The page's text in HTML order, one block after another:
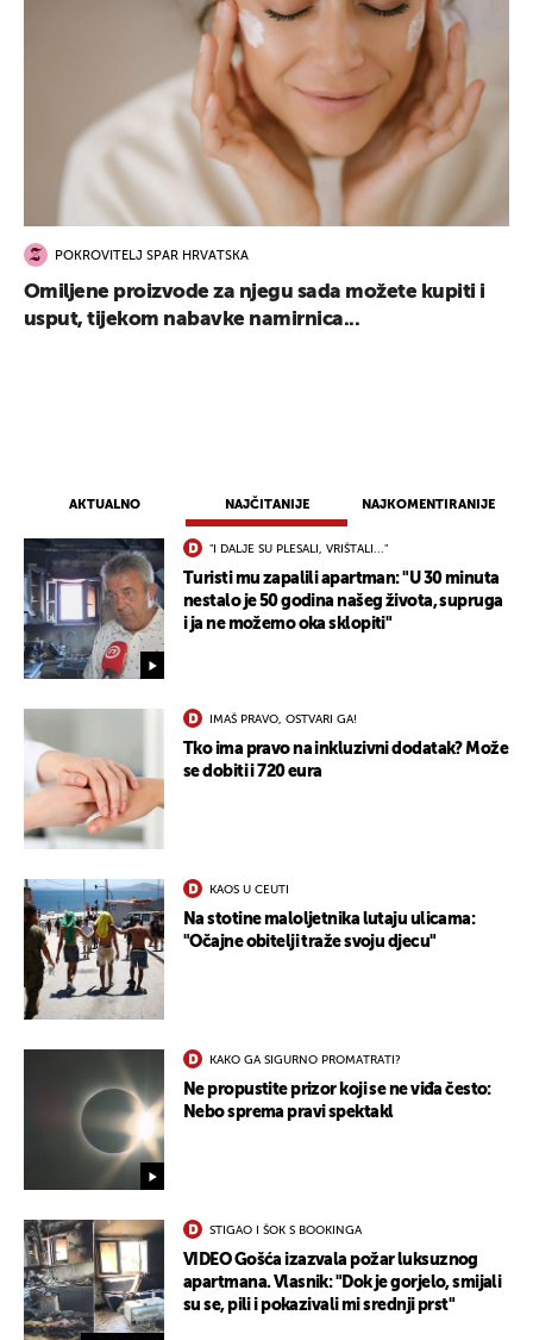
AKTUALNO NAJČITANIJE NAJKOMENTIRANIJE
"I DALJE SU PLESALI, VRIŠTALI..."
Turisti mu zapalili apartman: "U 30 minuta
nestalo je 50 godina našeg života, supruga
i ja ne možemo oka sklopiti"
IMAŠ PRAVO, OSTVARI GA!
Tko ima pravo na inkluzivni dodatak? Može
se dobiti i 720 eura
KAOS U CEUTI
Na stotine maloljetnika lutaju ulicama:
"Očajne obitelji traže svoju djecu"
KAKO GA SIGURNO PROMATRATI?
Ne propustite prizor koji se ne viđa često:
Nebo sprema pravi spektakl
STIGAO I ŠOK S BOOKINGA
VIDEO Gošća izazvala požar luksuznog
apartmana. Vlasnik: "Dok je gorjelo, smijali
su se, pili i pokazivali mi srednji prst"
POKROVITELJ SPAR HRVATSKA
Omiljene proizvode za njegu sada možete kupiti i
usput, tijekom nabavke namirnica...
UKLJUČITE NOTIFIKACIJE